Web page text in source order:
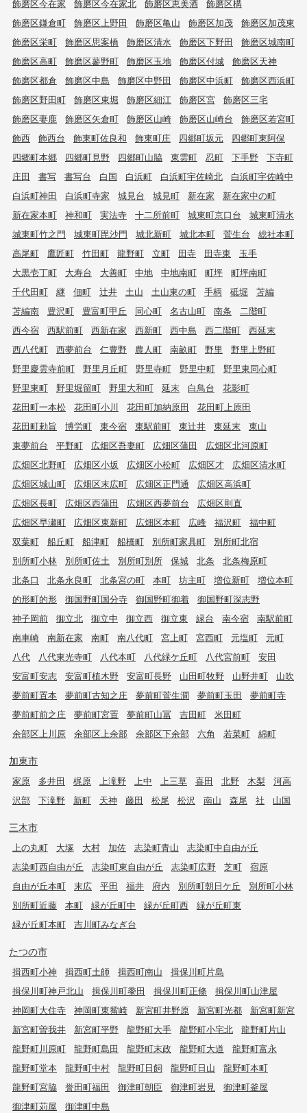
飾磨区今在家 飾磨区今在家北 飾磨区恵美酒
飾磨区構
飾磨区鎌倉町
飾磨区上野田 飾磨区亀山 飾磨区加茂
飾磨区加茂東
飾磨区栄町
飾磨区思案橋 飾磨区清水 飾磨区下野田
飾磨区城南町
飾磨区高町
飾磨区蓼野町 飾磨区玉地 飾磨区付城
飾磨区天神
飾磨区都倉
飾磨区中島 飾磨区中野田 飾磨区中浜町
飾磨区西浜町
飾磨区野田町
飾磨区東堀 飾磨区細江 飾磨区宮
飾磨区三宅
飾磨区妻鹿
飾磨区矢倉町 飾磨区山崎 飾磨区山崎台
飾磨区若宮町
飾西
飾西台 飾東町佐良和 飾東町庄 四郷町坂元
四郷町東阿保
四郷町本郷
四郷町見野 四郷町山脇 東雲町 忍町 下手野
下寺町
庄田
書写 書写台 白国 白浜町 白浜町宇佐崎北
白浜町宇佐崎中
白浜町神田
白浜町寺家 城見台 城見町 新在家
新在家中の町
新在家本町
神和町 実法寺 十二所前町 城東町京口台
城東町清水
城東町竹之門
城東町毘沙門 城北新町 城北本町 菅生台
総社本町
高尾町
鷹匠町 竹田町 龍野町 立町 田寺 田寺東
玉手
大黒壱丁町
大寿台 大善町 中地 中地南町 町坪
町坪南町
千代田町
継 佃町 辻井 土山 土山東の町 手柄 砥堀
苫編
苫編南
豊沢町 豊富町甲丘 同心町 名古山町 南条
二階町
西今宿
西駅前町 西新在家 西新町 西中島 西二階町
西延末
西八代町
西夢前台 仁豊野 農人町 南畝町 野里
野里上野町
野里慶雲寺前町
野里月丘町 野里寺町 野里中町
野里東同心町
野里東町
野里堀留町 野里大和町 延末 白鳥台
花影町
花田町一本松
花田町小川 花田町加納原田
花田町上原田
花田町勅旨
博労町 東今宿 東駅前町 東辻井 東延末
東山
東夢前台
平野町 広畑区吾妻町 広畑区蒲田
広畑区北河原町
広畑区北野町
広畑区小坂 広畑区小松町 広畑区才
広畑区清水町
広畑区城山町
広畑区末広町 広畑区正門通
広畑区高浜町
広畑区長町
広畑区西蒲田 広畑区西夢前台
広畑区則直
広畑区早瀬町
広畑区東新町 広畑区本町 広峰 福沢町
福中町
双葉町
船丘町 船津町 船橋町 別所町家具町
別所町北宿
別所町小林
別所町佐土 別所町別所 保城 北条
北条梅原町
北条口
北条永良町 北条宮の町 本町 坊主町 増位新町
増位本町
的形町的形
御国野町国分寺 御国野町御着
御国野町深志野
神子岡前
御立北 御立中 御立西 御立東 緑台 南今宿
南駅前町
南車崎
南新在家 南町 南八代町 宮上町 宮西町 元塩町
元町
八代
八代東光寺町 八代本町 八代緑ケ丘町 八代宮前町
安田
安富町安志
安富町植木野 安富町長野 山田町牧野 山野井町
山吹
夢前町置本
夢前町古知之庄 夢前町菅生澗 夢前町玉田
夢前町寺
夢前町前之庄
夢前町宮置 夢前町山冨 吉田町
米田町
余部区上川原
余部区上余部 余部区下余部 六角 若菜町 綿町
加東市
家原 多井田 梶原 上滝野 上中 上三草 喜田 北野 木梨
河高
沢部
下滝野 新町 天神 藤田 松尾 松沢 南山 森尾 社 山国
三木市
上の丸町 大塚 大村 加佐 志染町青山
志染町中自由が丘
志染町西自由が丘
志染町東自由が丘 志染町広野 芝町
宿原
自由が丘本町
末広 平田 福井 府内 別所町朝日ケ丘
別所町小林
別所町近藤
本町 緑が丘町中 緑が丘町西
緑が丘町東
緑が丘町本町
吉川町みなぎ台
たつの市
揖西町小神 揖西町土師 揖西町南山
揖保川町片島
揖保川町神戸北山
揖保川町黍田 揖保川町正條
揖保川町山津屋
神岡町大住寺
神岡町東觜崎 新宮町井野原 新宮町光都
新宮町新宮
新宮町曽我井
新宮町平野 龍野町大手 龍野町小宅北
龍野町片山
龍野町川原町
龍野町島田 龍野町末政 龍野町大道
龍野町富永
龍野町堂本
龍野町中村 龍野町日飼 龍野町日山
龍野町本町
龍野町宮脇
誉田町福田 御津町朝臣 御津町岩見
御津町釜屋
御津町苅屋
御津町中島